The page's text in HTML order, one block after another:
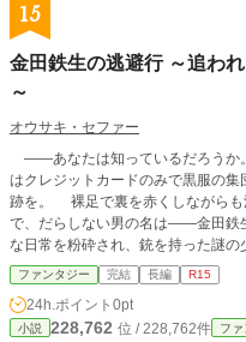
15
金田鉄生の逃避行 ～追わ
～
オウサキ・セファー
――あなたは知っているだろうか
はクレジットカードのみで黒服の
跡を。 裸足で裏を赤くしながらも汗を掻き、必死に住宅街を走るそんな滑稽
で、だらしない男の名は――金田
な日常を粉砕され、銃を持った謎
場となった鉄生。 だが、それには
た……！ 効率を追求し、時に自分勝手な男が巻き起こす、サバイバルの行く
末はいかに……！ ※この小説はカクヨム、マグネット！、小説家になろうにも
掲載しています。 毎日、原則、朝
ファンタジー 完結 長編 R15
24h.ポイント 0pt
小説 228,762 位 / 228,762件 フ